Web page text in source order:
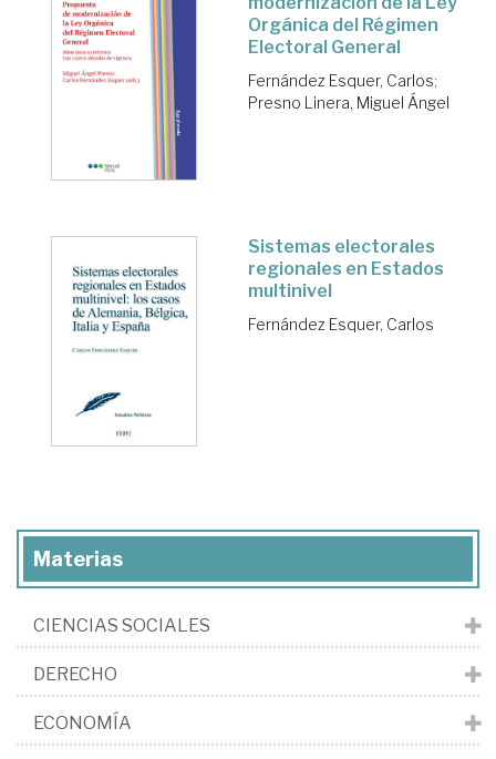
Orgánica del Régimen
Electoral General
Fernández Esquer, Carlos;
Presno Linera, Miguel Ángel
Sistemas electorales
regionales en Estados
multinivel
Fernández Esquer, Carlos
Materias
CIENCIAS SOCIALES
DERECHO
ECONOMÍA